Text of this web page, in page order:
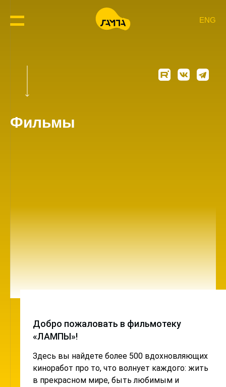
ENG
Фильмы
Добро пожаловать в фильмотеку
«ЛАМПЫ»!
Здесь вы найдете более 500 вдохновляющих
киноработ про то, что волнует каждого: жить
в прекрасном мире, быть любимым и